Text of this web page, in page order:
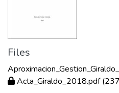
Files
Acta_Giraldo_2018.pdf